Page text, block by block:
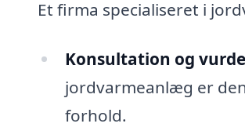
Et firma specialiseret i
Konsultation og
jordvarmeanlæg er
forhold.